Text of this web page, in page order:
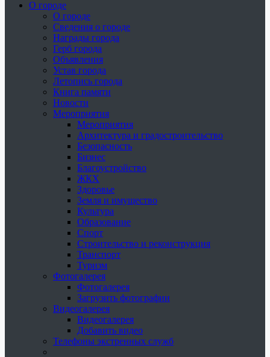
О городе
О городе
Сведения о городе
Награды города
Герб города
Объявления
Устав города
Летопись города
Книга памяти
Новости
Мероприятия
Мероприятия
Архитектура и градостроительство
Безопасность
Бизнес
Благоустройство
ЖКХ
Здоровье
Земля и имущество
Культура
Образование
Спорт
Строительство и реконструкция
Транспорт
Туризм
Фотогалерея
Фотогалерея
Загрузить фотографии
Видеогалерея
Видеогалерея
Добавить видео
Телефоны экстренных служб